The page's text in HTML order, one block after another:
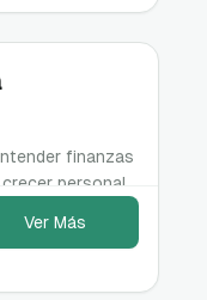
finanzas
personal
Ver Más